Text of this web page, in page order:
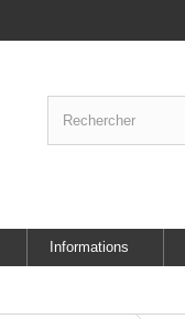
Informations